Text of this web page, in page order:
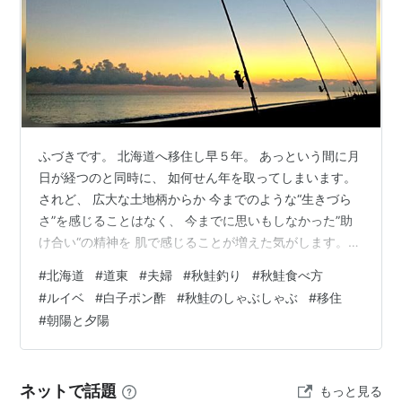
ふづきです。 北海道へ移住し早５年。 あっという間に月
日が経つのと同時に、 如何せん年を取ってしまいます。
されど、 広大な土地柄からか 今までのような“生きづら
さ”を感じることはなく、 今までに思いもしなかった”助
け合い“の精神を 肌で感じることが増えた気がします。経
差がやはり根強くあるからなのかなと思います。だから
こそ、 “人と人との関わり”が大事になってくるのでしょ
う。 さて、 本題ですが。やってみたいことを実際にやっ
て 自分が後悔しない生き方を選択したい。 このブログを
て 開けた新たな日…
#北海道 #道東 #夫婦 #秋鮭釣り #秋鮭食べ方
#ルイベ #白子ポン酢 #秋鮭のしゃぶしゃぶ #移住
#朝陽と夕陽
ネットで話題 もっと見る